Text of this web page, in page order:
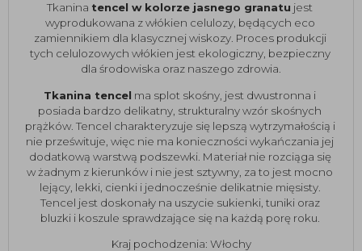
Tkanina tencel w kolorze jasnego granatu jest
wyprodukowana z włókien celulozy, będących eco
zamiennikiem dla klasycznej wiskozy. Proces produkcji
tych celulozowych włókien jest ekologiczny, bezpieczny
dla środowiska oraz naszego zdrowia.
Tkanina tencel ma splot skośny, jest dwustronna i
posiada bardzo delikatny, strukturalny wzór skośnych
prążków. Tencel charakteryzuje się lepszą wytrzymałością i
nie prześwituje, więc nie ma konieczności wykańczania jej
dodatkową warstwą podszewki. Materiał nie rozciąga się
w żadnym z kierunków i nie jest sztywny, za to jest mocno
lejący, lekki, cienki i jednocześnie delikatnie mięsisty.
Tencel jest doskonały na uszycie sukienki, tuniki oraz
bluzki i koszule sprawdzające się na każdą porę roku.
Kraj pochodzenia: Włochy